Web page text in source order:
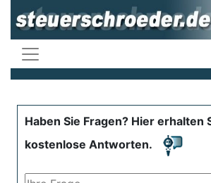
Haben Sie Fragen? Hier erhalten
kostenlose Antworten.